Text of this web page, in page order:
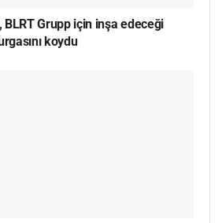
BLRT Grupp için inşa edeceği
koydu